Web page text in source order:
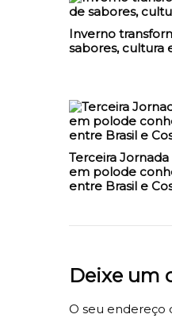
Inverno
sabores, cultura
Terceira
em polode
entre Brasil e
Deixe um
O seu endereço